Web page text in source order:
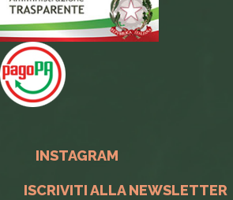
INSTAGRAM
ISCRIVITI ALLA NEWSLETTER